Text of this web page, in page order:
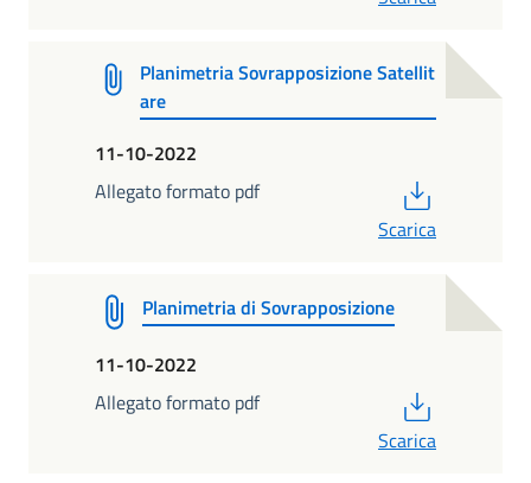
Planimetria Sovrapposizione Satellit
are
11-10-2022
Allegato formato pdf
Scarica
Planimetria di Sovrapposizione
11-10-2022
Allegato formato pdf
Scarica